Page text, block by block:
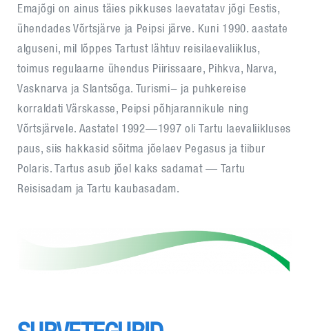
Emajõgi on ainus täies pikkuses laevatatav jõgi Eestis,
ühendades Võrtsjärve ja Peipsi järve. Kuni 1990. aastate
alguseni, mil lõppes Tartust lähtuv reisilaevaliiklus,
toimus regulaarne ühendus Piirissaare, Pihkva, Narva,
Vasknarva ja Slantsõga. Turismi- ja puhkereise
korraldati Värskasse, Peipsi põhjarannikule ning
Võrtsjärvele. Aastatel 1992—1997 oli Tartu laevaliikluses
paus, siis hakkasid sõitma jõelaev Pegasus ja tiibur
Polaris. Tartus asub jõel kaks sadamat — Tartu
Reisisadam ja Tartu kaubasadam.